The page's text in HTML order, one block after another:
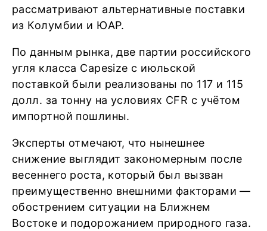
рассматривают альтернативные поставки
из Колумбии и ЮАР.
По данным рынка, две партии российского
угля класса Capesize с июльской
поставкой были реализованы по 117 и 115
долл. за тонну на условиях CFR с учётом
импортной пошлины.
Эксперты отмечают, что нынешнее
снижение выглядит закономерным после
весеннего роста, который был вызван
преимущественно внешними факторами —
обострением ситуации на Ближнем
Востоке и подорожанием природного газа.